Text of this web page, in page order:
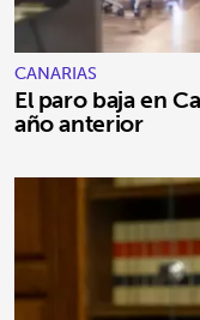
CANARIAS
El paro baja en
año anterior